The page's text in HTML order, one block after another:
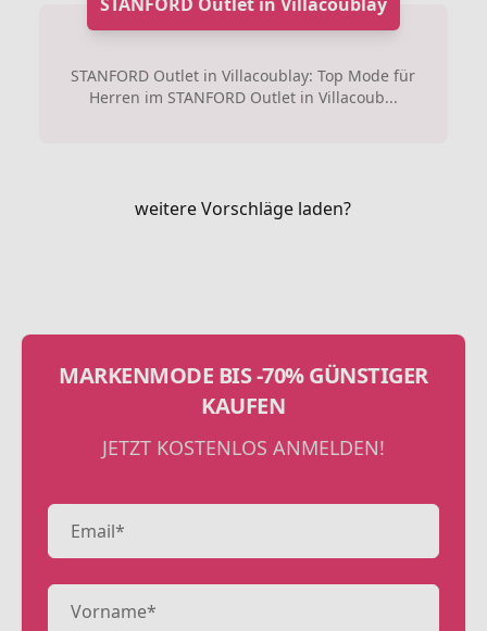
STANFORD Outlet in Villacoublay: Top Mode für
Herren im STANFORD Outlet in Villacoub...
weitere Vorschläge laden?
MARKENMODE BIS -70% GÜNSTIGER
KAUFEN
JETZT KOSTENLOS ANMELDEN!